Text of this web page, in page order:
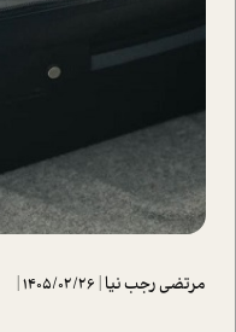
مرتضی رجب نیا|
1405/02/26
|